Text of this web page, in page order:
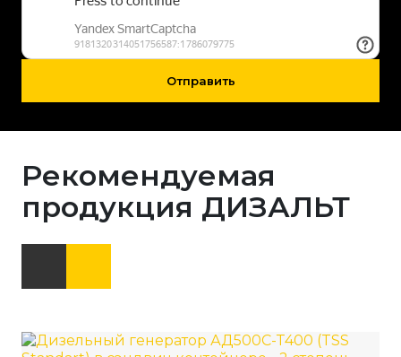
Отправить
Рекомендуемая
продукция ДИЗАЛЬТ